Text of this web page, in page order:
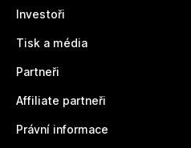
Investoři
Tisk a média
Partneři
Affiliate partneři
Právní informace